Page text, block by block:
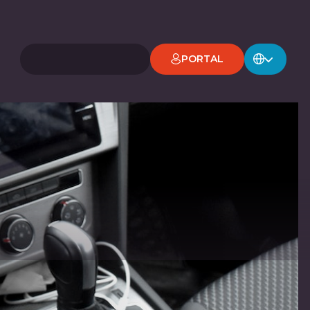
PORTAL